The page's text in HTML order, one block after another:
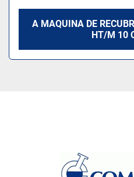
A MAQUINA DE
HT/M 10